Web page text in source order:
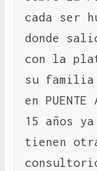
cada ser
donde
con la
su familia
en
15 años
tienen